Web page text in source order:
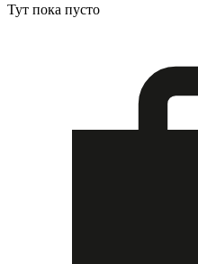
Тут пока пусто